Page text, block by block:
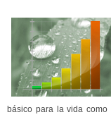
básico para la vida